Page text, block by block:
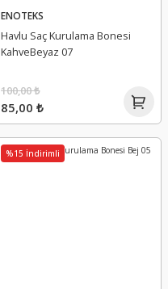
ENOTEKS
Havlu Saç Kurulama Bonesi
KahveBeyaz 07
85,00 ₺
100,00 ₺
%15 İndirimli